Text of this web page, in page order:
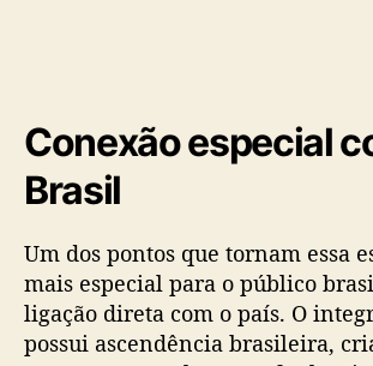
Conexão especial
Brasil
Um dos pontos que tornam essa
mais especial para o público
ligação direta com o país. O
possui ascendência brasileira,